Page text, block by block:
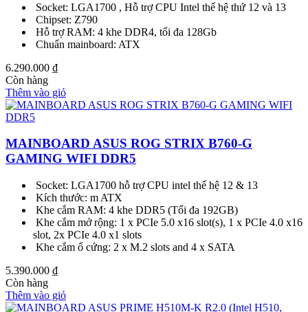
Socket: LGA1700 , Hỗ trợ CPU Intel thế hệ thứ 12 và 13
Chipset: Z790
Hỗ trợ RAM: 4 khe DDR4, tối đa 128Gb
Chuẩn mainboard: ATX
6.290.000 ₫
Còn hàng
Thêm vào giỏ
MAINBOARD ASUS ROG STRIX B760-G
GAMING WIFI DDR5
Socket: LGA1700 hỗ trợ CPU intel thế hệ 12 & 13
Kích thước: m ATX
Khe cắm RAM: 4 khe DDR5 (Tối đa 192GB)
Khe cắm mở rộng: 1 x PCIe 5.0 x16 slot(s), 1 x PCIe 4.0 x16
slot, 2x PCIe 4.0 x1 slots
Khe cắm ổ cứng: 2 x M.2 slots and 4 x SATA
5.390.000 ₫
Còn hàng
Thêm vào giỏ